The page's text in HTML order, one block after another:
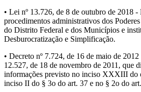
• Lei nº 13.726, de 8 de outubro de 2018 -
procedimentos administrativos dos
do Distrito Federal e dos Municípios e
Desburocratização e Simplificação.
• Decreto nº 7.724, de 16 de maio de
12.527, de 18 de novembro de 2011, que
informações previsto no inciso XXXIII do
inciso II do § 3o do art. 37 e no § 2o do